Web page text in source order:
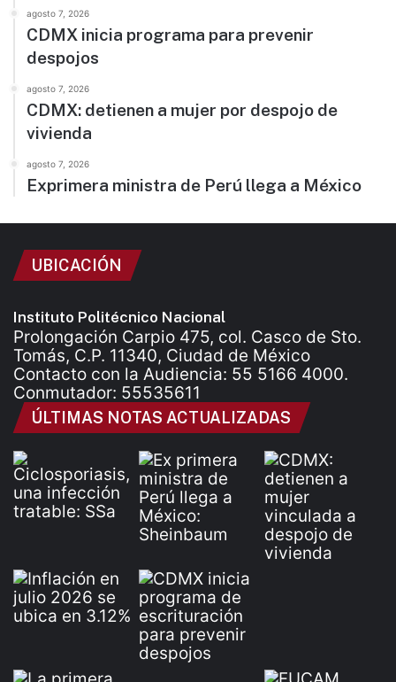
agosto 7, 2026
CDMX inicia programa para prevenir
despojos
agosto 7, 2026
CDMX: detienen a mujer por despojo de
vivienda
agosto 7, 2026
Exprimera ministra de Perú llega a México
UBICACIÓN
Instituto Politécnico Nacional
Prolongación Carpio 475, col. Casco de Sto.
Tomás, C.P. 11340, Ciudad de México
Contacto con la Audiencia: 55 5166 4000.
Conmutador: 55535611
ÚLTIMAS NOTAS ACTUALIZADAS